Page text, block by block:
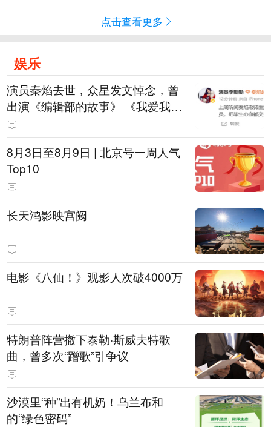
点击查看更多
娱乐
演员秦焰去世，众星发文悼念，曾
出演《编辑部的故事》 《我爱我
家》《狂飙》《庆余年第二季》等
8月3日至8月9日 | 北京号一周人气
Top10
长天鸿影映宫阙
电影《八仙！》观影人次破4000万
特朗普阵营撤下泰勒·斯威夫特歌
曲，曾多次“蹭歌”引争议
沙漠里“种”出有机奶！乌兰布和
的“绿色密码”